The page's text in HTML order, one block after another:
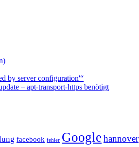
by server configuration'“
– apt-transport-https benötigt
facebook fehler Google hannover